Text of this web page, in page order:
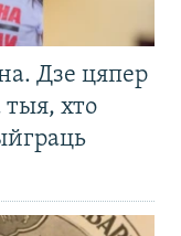
Дзе цяпер
хто